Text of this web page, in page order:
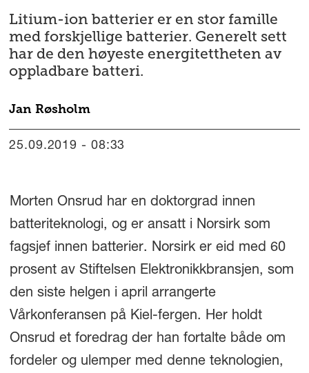
Litium-ion batterier er en stor famille
med forskjellige batterier. Generelt sett
har de den høyeste energitettheten av
oppladbare batteri.
Jan Røsholm
25.09.2019 - 08:33
Morten Onsrud har en doktorgrad innen
batteriteknologi, og er ansatt i Norsirk som
fagsjef innen batterier. Norsirk er eid med 60
prosent av Stiftelsen Elektronikkbransjen, som
den siste helgen i april arrangerte
Vårkonferansen på Kiel-fergen. Her holdt
Onsrud et foredrag der han fortalte både om
fordeler og ulemper med denne teknologien,